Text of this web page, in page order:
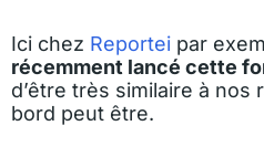
Ici chez Reportei par
récemment lancé cette
d’être très similaire à nos
bord peut être.